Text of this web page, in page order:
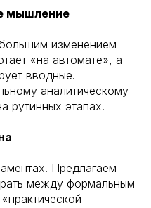
мышление
изменением
«на автомате», а
вводные.
аналитическому
рутинных этапах.
Предлагаем
между формальным